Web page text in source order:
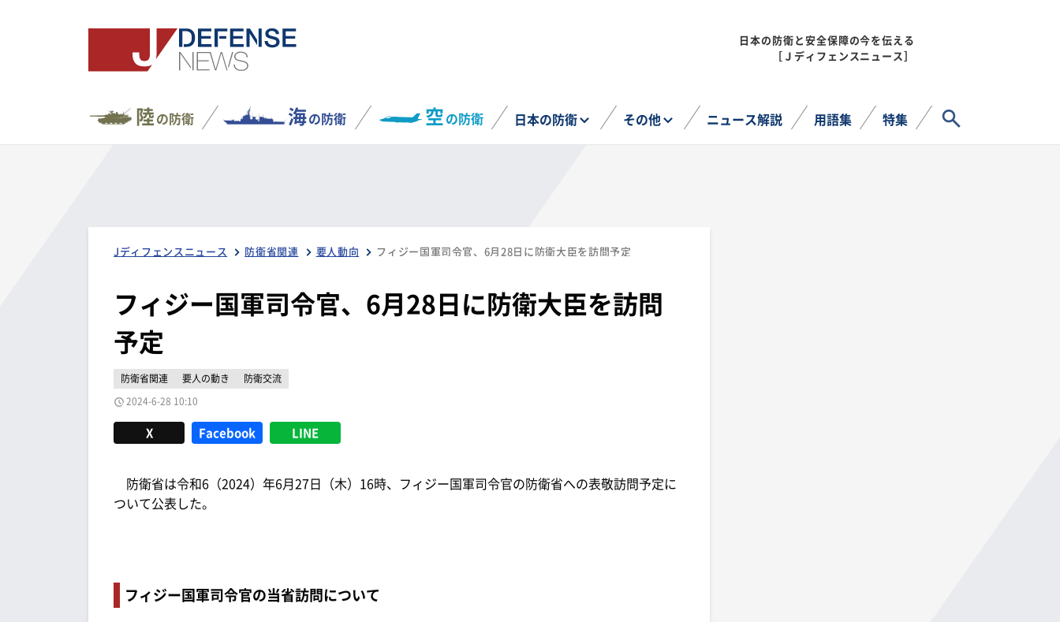
日本の防衛と安全保障の今を伝える
［Ｊディフェンスニュース］
陸の防衛 海の防衛 空の防衛 日本の防衛 その他 ニュース解説 用語集 特集
Jディフェンスニュース 防衛省関連 要人動向 フィジー国軍司令官、6月28日に防衛大臣を訪問予定
フィジー国軍司令官、6月28日に防衛大臣を訪問
予定
防衛省関連 要人の動き
防衛交流
2024-6-28 10:10
X Facebook LINE
防衛省は令和6（2024）年6月27日（木）16時、フィジー国軍司令官の防衛省への表敬訪問予定に
ついて公表した。
フィジー国軍司令官の当省訪問について